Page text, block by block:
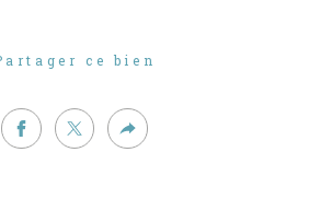
Partager ce bien